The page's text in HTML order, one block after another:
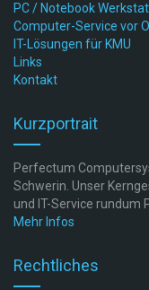
PC / Notebook
Computer-Service vor
IT-Lösungen für KMU
Links
Kontakt
Kurzportrait
Perfectum
Schwerin. Unser
und IT-Service rundum
Mehr Infos
Rechtliches